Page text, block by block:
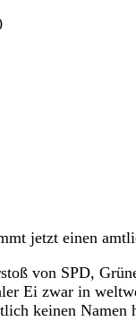
jetzt einen
von SPD,
Ei zwar in
keinen Namen